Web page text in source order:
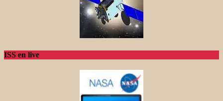
ISS en live